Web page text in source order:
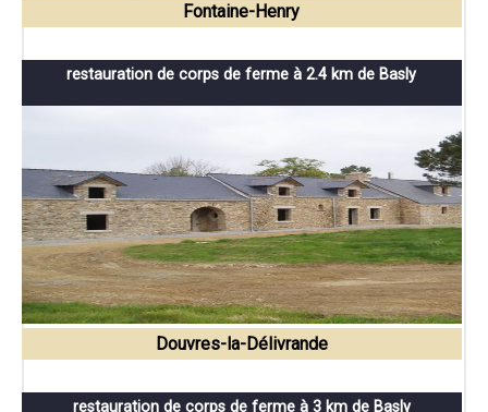
Fontaine-Henry
restauration de corps de ferme à 2.4 km de Basly
Douvres-la-Délivrande
restauration de corps de ferme à 3 km de Basly